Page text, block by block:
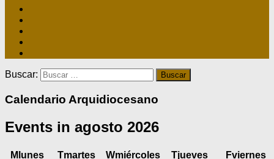
Buscar:
Calendario Arquidiocesano
Events in agosto 2026
M lunes Tmartes Wmiércoles Tjueves Fviernes